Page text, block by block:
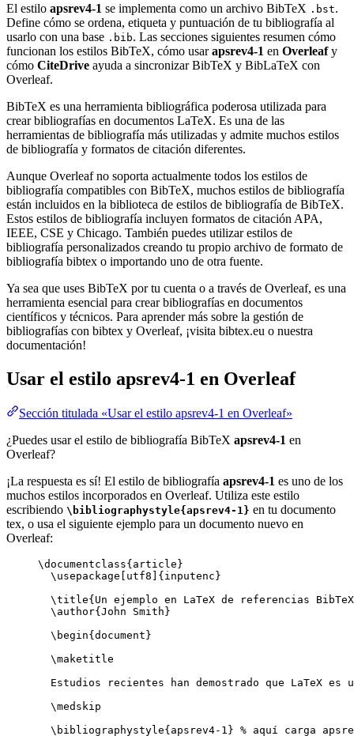
El estilo apsrev4-1 se implementa como un archivo BibTeX .bst.
Define cómo se ordena, etiqueta y puntuación de tu bibliografía al
usarlo con una base .bib. Las secciones siguientes resumen cómo
funcionan los estilos BibTeX, cómo usarapsrev4-1 en Overleafy
cómo CiteDrive ayuda a sincronizar BibTeX y BibLaTeX con
Overleaf.
BibTeX es una herramienta bibliográfica poderosa utilizada para
crear bibliografías en documentos LaTeX. Es una de las
herramientas de bibliografía más utilizadas y admite muchos estilos
de bibliografía y formatos de citación diferentes.
Aunque Overleaf no soporta actualmente todos los estilos de
bibliografía compatibles con BibTeX, muchos estilos de bibliografía
están incluidos en la biblioteca de estilos de bibliografía de BibTeX.
Estos estilos de bibliografía incluyen formatos de citación APA,
IEEE, CSE y Chicago. También puedes utilizar estilos de
bibliografía personalizados creando tu propio archivo de formato de
bibliografía bibtex o importando uno de otra fuente.
Ya sea que uses BibTeX por tu cuenta o a través de Overleaf, es una
herramienta esencial para crear bibliografías en documentos
científicos y técnicos. Para aprender más sobre la gestión de
bibliografías con bibtex y Overleaf, ¡visita bibtex.eu o nuestra
documentación!
Usar el estilo apsrev4-1 en Overleaf
Sección titulada «Usar el estilo apsrev4-1 en Overleaf»
¿Puedes usar el estilo de bibliografía BibTeX apsrev4-1 en
Overleaf?
¡La respuesta es sí! El estilo de bibliografía apsrev4-1 es uno de los
muchos estilos incorporados en Overleaf. Utiliza este estilo
escribiendo \bibliographystyle{apsrev4-1} en tu documento
tex, o usa el siguiente ejemplo para un documento nuevo en
Overleaf:
\documentclass{ article }
\usepackage
utf8 ]{ inputenc }
\title{Un ejemplo en LaTeX de referencias
\author{John Smith}
\begin{ document }
\maketitle
Estudios recientes han demostrado que LaTeX
\medskip
\bibliographystyle{apsrev4-1} % aquí carga